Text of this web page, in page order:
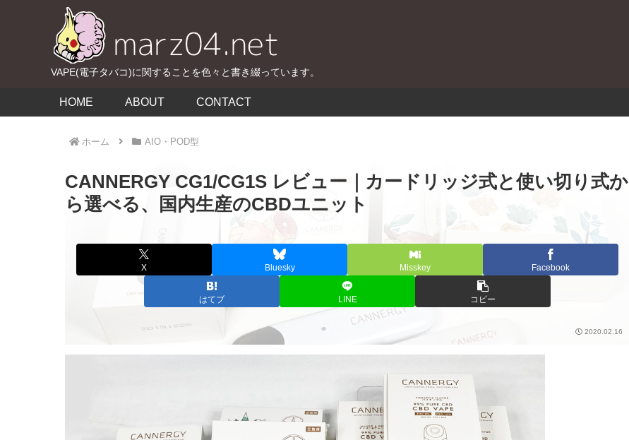
VAPE(電子タバコ)に関することを色々と書き綴っています。
HOME ABOUT CONTACT
ホーム AIO・POD型
CANNERGY CG1/CG1S レビュー｜カードリッジ式と使い切り式か
ら選べる、国内生産のCBDユニット
X Bluesky Misskey Facebook
はてブ LINE コピー
2020.02.16